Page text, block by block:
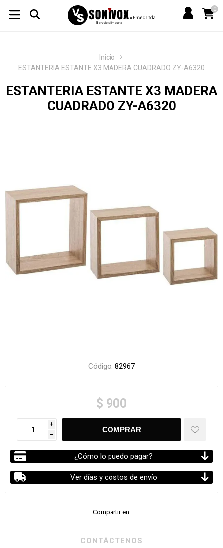
0
Inicio
ESTANTERIA ESTANTE X3 MADERA CUADRADO ZY-A6320
ESTANTERIA ESTANTE X3 MADERA
CUADRADO ZY-A6320
Código: 82967
$ 900
i
h
¿Cómo lo puedo pagar?
Ver días y costos de envío
Compartir en:
CONTÁCTENOS